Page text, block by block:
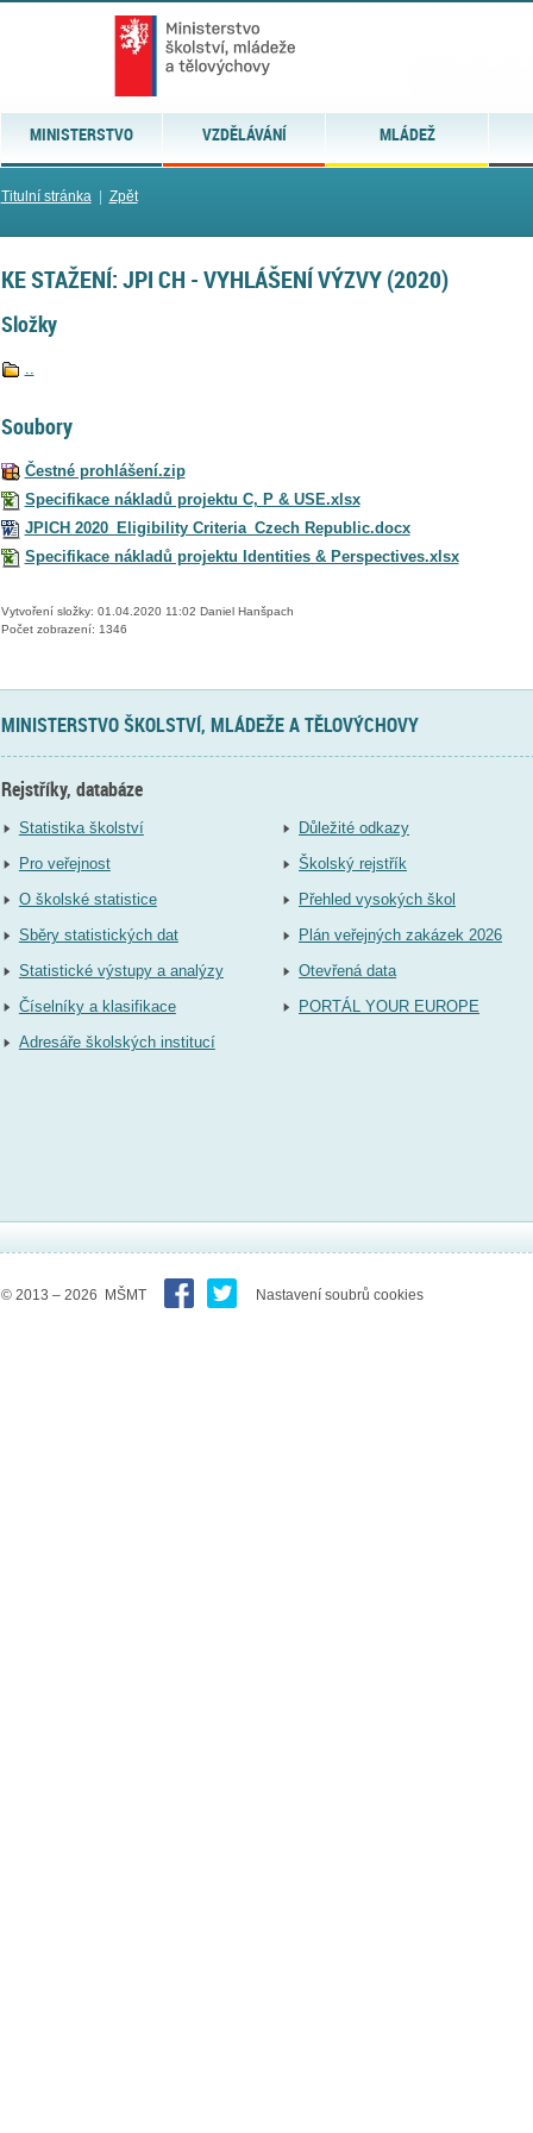
MINISTERSTVO VZDĚLÁVÁNÍ MLÁDEŽ
Titulní stránka| Zpět
KE STAŽENÍ: JPI CH - VYHLÁŠENÍ VÝZVY (2020)
Složky
..
Soubory
Čestné prohlášení.zip
Specifikace nákladů projektu C, P & USE.xlsx
JPICH 2020_Eligibility Criteria_Czech Republic.docx
Specifikace nákladů projektu Identities & Perspectives.xlsx
Vytvoření složky: 01.04.2020 11:02 Daniel Hanšpach
Počet zobrazení: 1346
MINISTERSTVO ŠKOLSTVÍ, MLÁDEŽE A TĚLOVÝCHOVY
Rejstříky, databáze
Statistika školství
Pro veřejnost
O školské statistice
Sběry statistických dat
Statistické výstupy a analýzy
Číselníky a klasifikace
Adresáře školských institucí
Důležité odkazy
Školský rejstřík
Přehled vysokých škol
Plán veřejných zakázek 2026
Otevřená data
PORTÁL YOUR EUROPE
© 2013 – 2026 MŠMT Nastavení soubrů cookies